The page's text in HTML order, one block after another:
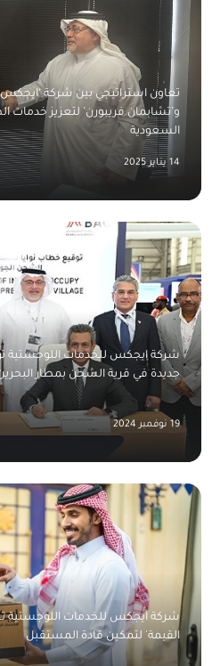
تعاون استراتيجي بين شركة
و’تشابمان فريبورن’ لتعزيز خدمات
السعودية
14 يناير 2025
شركة ايجكس للخدمات اللوجستية
جديدة في قرية الشحن بمطار
19 نوفمبر 2024
شركة ايجكس للخدمات اللوجستية
القيمة' لتمكين قادة المستقبل